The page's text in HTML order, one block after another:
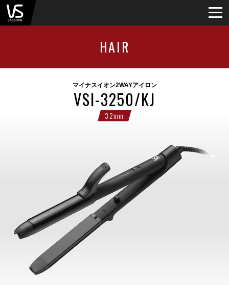
HAIR
マイナスイオン2WAYアイロン
VSI-3250/KJ
32mm